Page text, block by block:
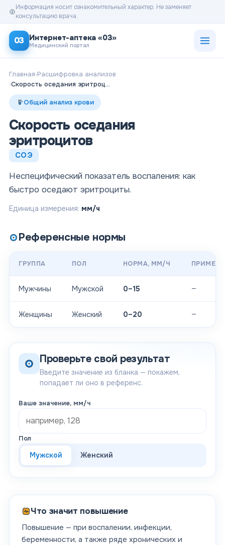
Информация носит ознакомительный характер. Не заменяет
консультацию врача.
03 Интернет-аптека «03»
Медицинский портал
Главная›Расшифровка анализов
›
Скорость оседания эритроцитов
Общий анализ крови
Скорость оседания
эритроцитов
СОЭ
Неспецифический показатель воспаления: как
быстро оседают эритроциты.
Единица измерения: мм/ч
Референсные нормы
ГРУППА ПОЛ НОРМА, ММ/Ч
Мужчины Мужской 0–15 —
Женщины Женский 0–20 —
Проверьте свой результат
Введите значение из бланка — покажем,
попадает ли оно в референс.
Ваше значение, мм/ч
Пол
Мужской Женский
Что значит повышение
Повышение — при воспалении, инфекции,
беременности, а также ряде хронических и